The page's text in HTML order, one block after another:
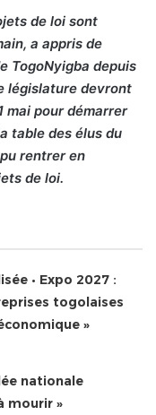
de loi sont
a appris de
TogoNyigba depuis
législature devront
mai pour démarrer
table des élus du
rentrer en
de loi.
• Expo 2027 :
togolaises
»
nationale
mourir »